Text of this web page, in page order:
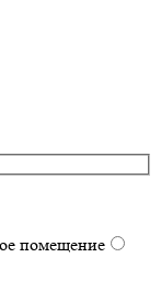
помещение